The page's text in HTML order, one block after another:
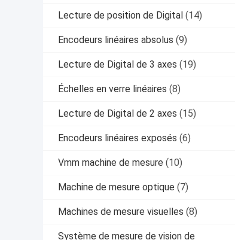
Lecture de position de Digital (14)
Encodeurs linéaires absolus (9)
Lecture de Digital de 3 axes (19)
Échelles en verre linéaires (8)
Lecture de Digital de 2 axes (15)
Encodeurs linéaires exposés (6)
Vmm machine de mesure (10)
Machine de mesure optique (7)
Machines de mesure visuelles (8)
Système de mesure de vision de